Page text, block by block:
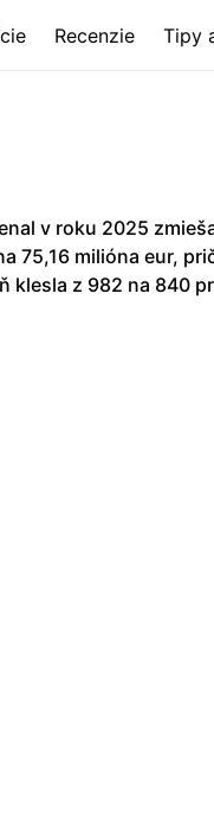
Recenzie Tipy
v roku 2025
75,16 milióna eur,
klesla z 982 na 840